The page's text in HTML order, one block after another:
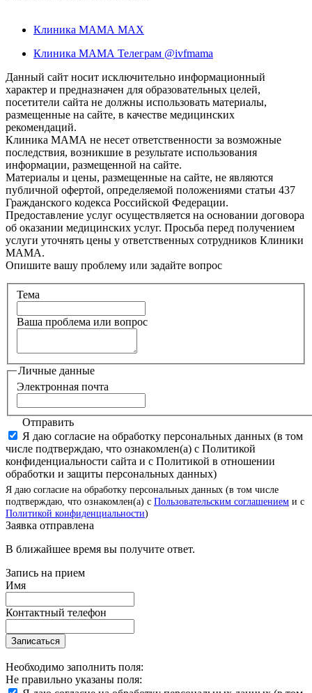
Клиника МАМА MAX
Клиника МАМА Телеграм @ivfmama
Данный сайт носит исключительно информационный
характер и предназначен для образовательных целей,
посетители сайта не должны использовать материалы,
размещенные на сайте, в качестве медицинских
рекомендаций.
Клиника МАМА не несет ответственности за возможные
последствия, возникшие в результате использования
информации, размещенной на сайте.
Материалы и цены, размещенные на сайте, не являются
публичной офертой, определяемой положениями статьи 437
Гражданского кодекса Российской Федерации.
Предоставление услуг осуществляется на основании договора
об оказании медицинских услуг. Просьба перед получением
услуги уточнять цены у ответственных сотрудников Клиники
МАМА.
Опишите вашу проблему или задайте вопрос
Тема
Ваша проблема или вопрос
Личные данные
Электронная почта
Отправить
Я даю согласие на обработку персональных данных (в том
числе подтверждаю, что ознакомлен(а) с Политикой
конфиденциальности сайта и с Политикой в отношении
обработки и защиты персональных данных)
Я даю согласие на обработку персональных данных (в том числе
подтверждаю, что ознакомлен(а) с Пользовательским соглашением и с
Политикой конфиденциальности)
Заявка отправлена
В ближайшее время вы получите ответ.
Запись на прием
Имя
Контактный телефон
Записаться
Необходимо заполнить поля:
Не правильно указаны поля: